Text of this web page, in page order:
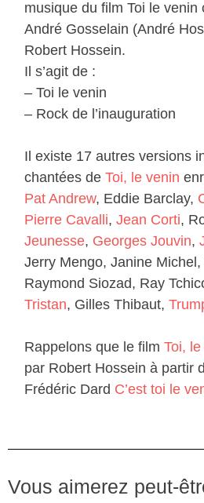
musique du film Toi le venin
André Gosselain (André
Robert Hossein.
Il s’agit de :
– Toi le venin
– Rock de l’inauguration
Il existe 17 autres versions
chantées deToi, le venin
Pat Andrew, Eddie Barclay,
Pierre Cavalli,Jean Corti,
Jeunesse, Georges Jouvin,
Jerry Mengo, Janine
Raymond Siozad, Ray
Tristan, Gilles Thibaut,
Rappelons que le filmToi,
par Robert Hossein à partir
Frédéric Dard C’est toi le
Vous aimerez peut-